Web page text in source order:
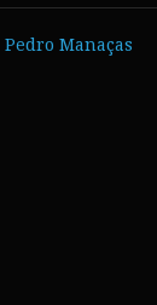
Pedro Manaças